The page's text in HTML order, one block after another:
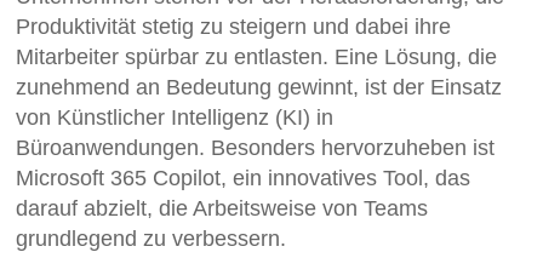
Produktivität stetig zu steigern und dabei ihre
Mitarbeiter spürbar zu entlasten. Eine Lösung, die
zunehmend an Bedeutung gewinnt, ist der Einsatz
von Künstlicher Intelligenz (KI) in
Büroanwendungen. Besonders hervorzuheben ist
Microsoft 365 Copilot, ein innovatives Tool, das
darauf abzielt, die Arbeitsweise von Teams
grundlegend zu verbessern.